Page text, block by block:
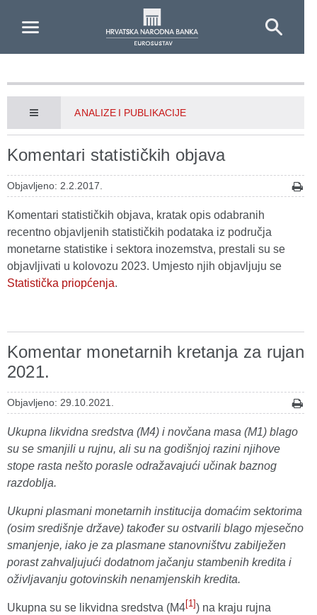
ANALIZE I PUBLIKACIJE
Komentari statističkih objava
Objavljeno: 2.2.2017.
Komentari statističkih objava, kratak opis odabranih
recentno objavljenih statističkih podataka iz područja
monetarne statistike i sektora inozemstva, prestali su se
objavljivati u kolovozu 2023. Umjesto njih objavljuju se
Statistička priopćenja.
Komentar monetarnih kretanja za rujan
2021.
Objavljeno: 29.10.2021.
Ukupna likvidna sredstva (M4) i novčana masa (M1) blago
su se smanjili u rujnu, ali su na godišnjoj razini njihove
stope rasta nešto porasle odražavajući učinak baznog
razdoblja.
Ukupni plasmani monetarnih institucija domaćim sektorima
(osim središnje države) također su ostvarili blago mjesečno
smanjenje, iako je za plasmane stanovništvu zabilježen
porast zahvaljujući dodatnom jačanju stambenih kredita i
oživljavanju gotovinskih nenamjenskih kredita.
Ukupna su se likvidna sredstva (M4[1]) na kraju rujna